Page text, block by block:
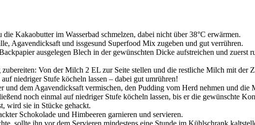
Kakaobutter im Wasserbad schmelzen, dabei nicht über 38°C erwärmen.
Agavendicksaft und issgesund Superfood Mix zugeben und gut verrühren.
ausgelegen Blech in der gewünschten Dicke aufstreichen und
Von der Milch 2 EL zur Seite stellen und die restliche Milch mit der
niedriger Stufe köcheln lassen – dabei gut umrühren!
dem Agavendicksaft vermischen, den Pudding vom Herd nehmen und die
noch einmal auf niedriger Stufe köcheln lassen, bis er die gewünschte
wird sie in Stücke gehackt.
Schokolade und Himbeeren garnieren und servieren.
sollte ihn vor dem Servieren mindestens eine Stunde im Kühlschrank